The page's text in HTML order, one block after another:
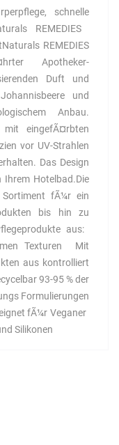
schnelle
REMEDIES
REMEDIES
Apotheker-
Duft und
und
Anbau.
mit eingefÃ¤rbten
vor UV-Strahlen
Das Design
Hotelbad.Die
Sortiment fÃ¼r ein
bis hin zu
aus:
Texturen  Mit
aus kontrolliert
93-95 % der
Formulierungen
fÃ¼r Veganer 
Silikonen